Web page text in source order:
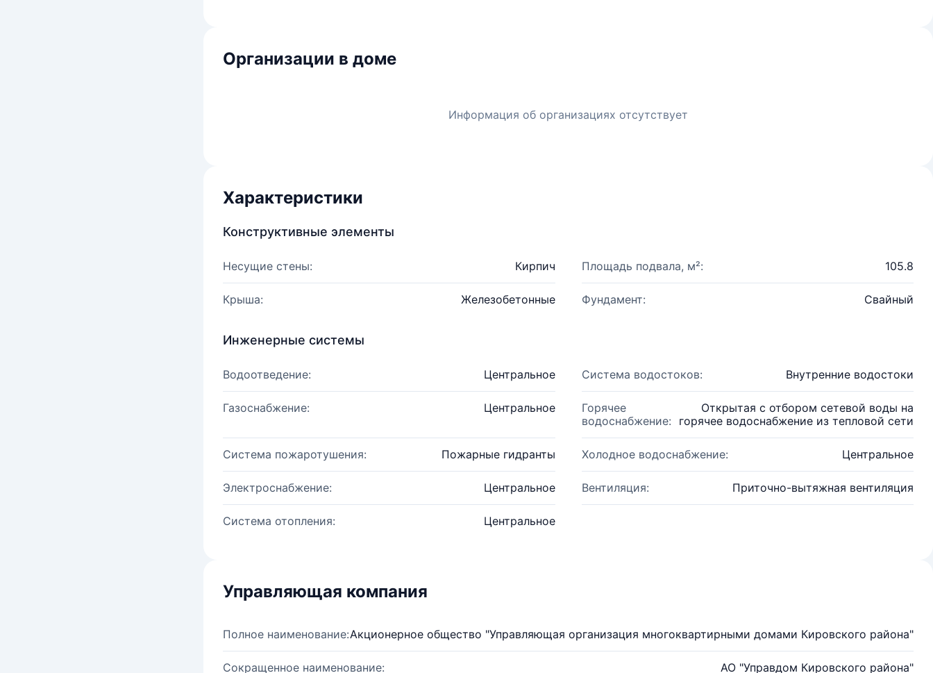
Организации в доме
Информация об организациях отсутствует
Характеристики
Конструктивные элементы
Несущие стены: Кирпич Площадь подвала, м²: 105.8
Крыша: Железобетонные Фундамент: Свайный
Инженерные системы
Водоотведение: Центральное Система водостоков: Внутренние водостоки
Газоснабжение: Центральное
Горячее
водоснабжение:
Открытая с отбором сетевой воды на
горячее водоснабжение из тепловой сети
Система пожаротушения: Пожарные гидранты Холодное водоснабжение: Центральное
Электроснабжение: Центральное Вентиляция: Приточно-вытяжная вентиляция
Система отопления: Центральное
Управляющая компания
Полное наименование:Акционерное общество "Управляющая организация многоквартирными домами Кировского района"
Сокращенное наименование: АО "Управдом Кировского района"